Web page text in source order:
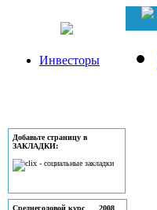
Инвесторы
Добавьте страницу в
ЗАКЛАДКИ:
Среднегодовой курс 2008